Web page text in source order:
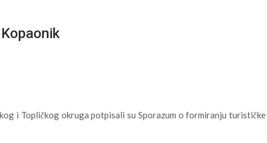
i Topličkog okruga potpisali su Sporazum o formiranju turističke